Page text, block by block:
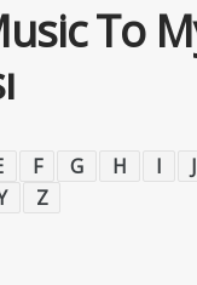
To
F G H I J
Z